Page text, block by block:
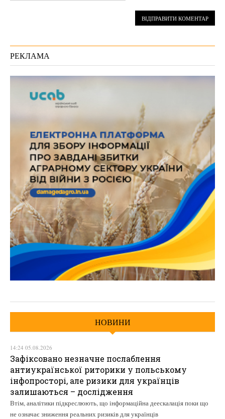
РЕКЛАМА
НОВИНИ
14:24 05.08.2026
Зафіксовано незначне послаблення
антиукраїнської риторики у польському
інфопросторі, але ризики для українців
залишаються – дослідження
Втім, аналітики підкреслюють, що інформаційна деескалація поки що
не означає зниження реальних ризиків для українців